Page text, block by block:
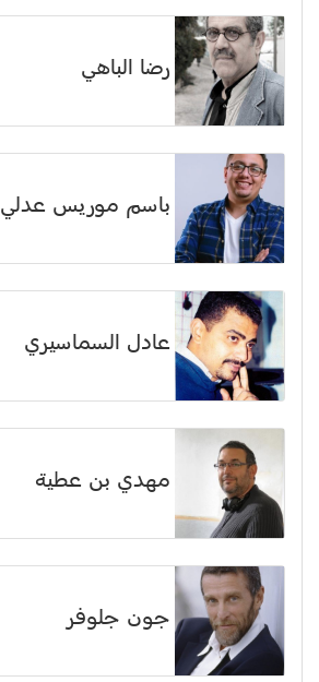
رضا الباهي
باسم موريس عدلي
عادل السماسيري
مهدي بن عطية
جون جلوفر